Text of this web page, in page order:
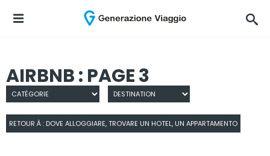
AIRBNB : PAGE 3
RETOUR À : DOVE ALLOGGIARE, TROVARE UN HOTEL, UN APPARTAMENTO